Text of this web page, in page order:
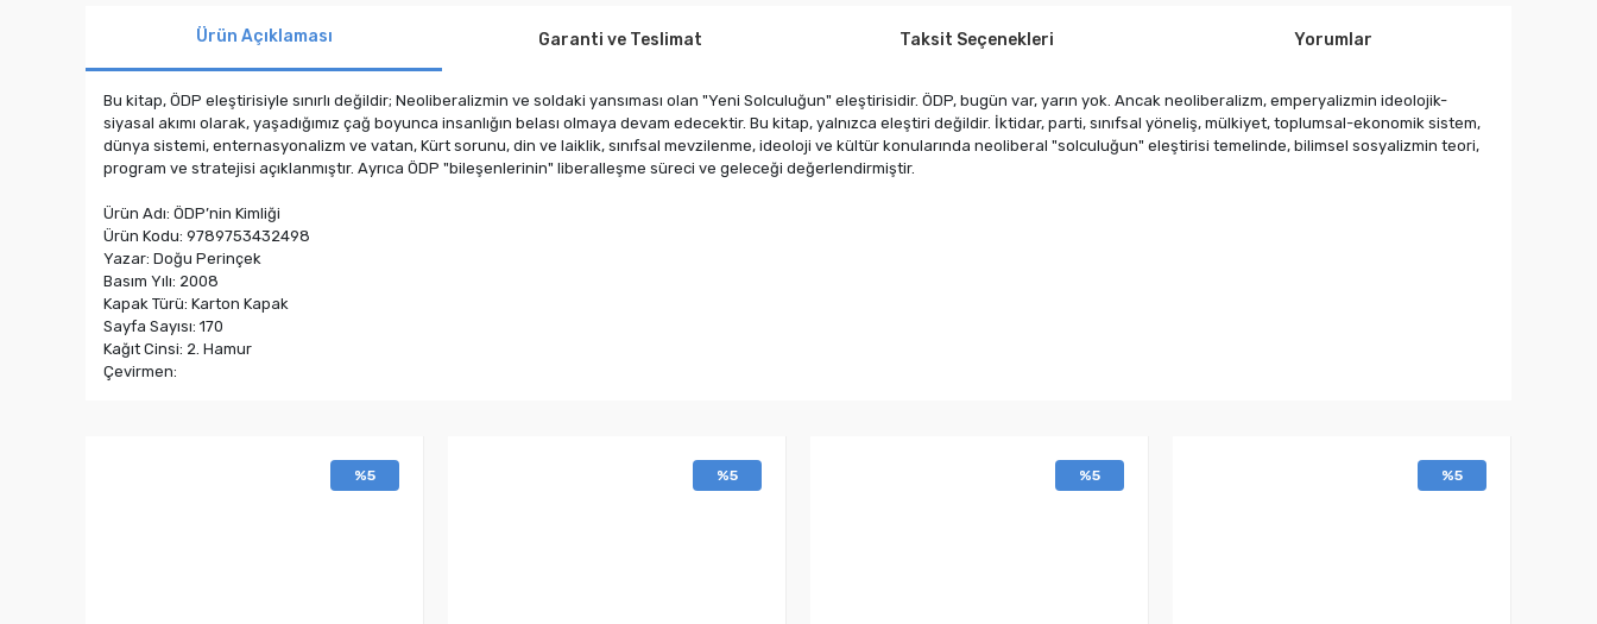
Ürün Açıklaması Garanti ve Teslimat Taksit Seçenekleri Yorumlar
Bu kitap, ÖDP eleştirisiyle sınırlı değildir; Neoliberalizmin ve soldaki yansıması olan "Yeni Solculuğun" eleştirisidir. ÖDP, bugün var, yarın yok. Ancak neoliberalizm, emperyalizmin ideolojik-
siyasal akımı olarak, yaşadığımız çağ boyunca insanlığın belası olmaya devam edecektir. Bu kitap, yalnızca eleştiri değildir. İktidar, parti, sınıfsal yöneliş, mülkiyet, toplumsal-ekonomik sistem,
dünya sistemi, enternasyonalizm ve vatan, Kürt sorunu, din ve laiklik, sınıfsal mevzilenme, ideoloji ve kültür konularında neoliberal "solculuğun" eleştirisi temelinde, bilimsel sosyalizmin teori,
program ve stratejisi açıklanmıştır. Ayrıca ÖDP "bileşenlerinin" liberalleşme süreci ve geleceği değerlendirmiştir.
Ürün Adı: ÖDP’nin Kimliği
Ürün Kodu: 9789753432498
Yazar: Doğu Perinçek
Basım Yılı: 2008
Kapak Türü: Karton Kapak
Sayfa Sayısı: 170
Kağıt Cinsi: 2. Hamur
Çevirmen:
%5 %5 %5 %5